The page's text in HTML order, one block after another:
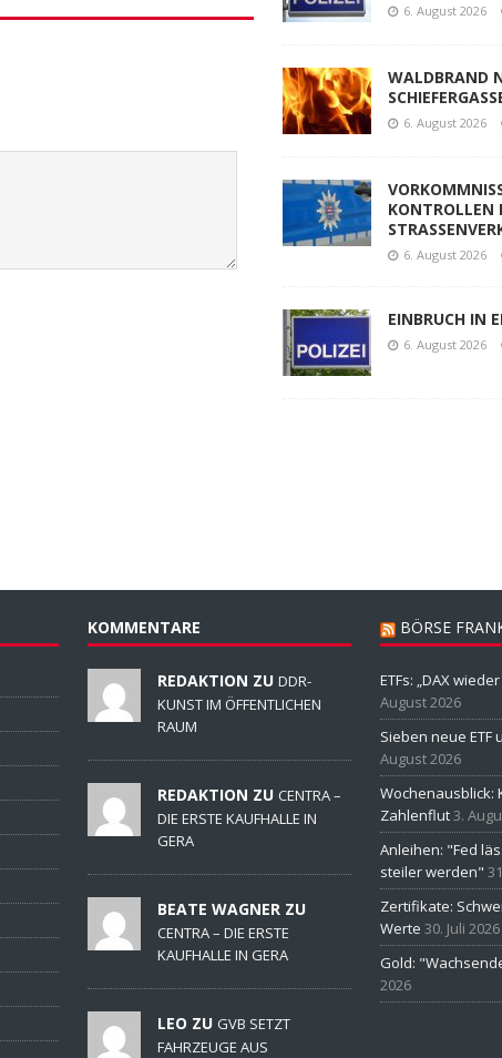
6. August 2026
WALDBRAND
6. August 2026
KONTROLLEN
6. August 2026
EINBRUCH IN
6. August 2026
KOMMENTARE
REDAKTION ZU DDR-
KUNST IM ÖFFENTLICHEN
RAUM
REDAKTION ZU CENTRA –
DIE ERSTE KAUFHALLE IN
GERA
BEATE WAGNER ZU
CENTRA – DIE ERSTE
KAUFHALLE IN GERA
LEO ZU GVB SETZT
FAHRZEUGE AUS
BÖRSE
ETFs: „DAX
August 2026
Sieben neue ETF
August 2026
Wochenausblick:
Zahlenflut3.
Anleihen: "Fed
steiler werden"
Zertifikate:
Werte 30. Juli 2026
Gold:
2026